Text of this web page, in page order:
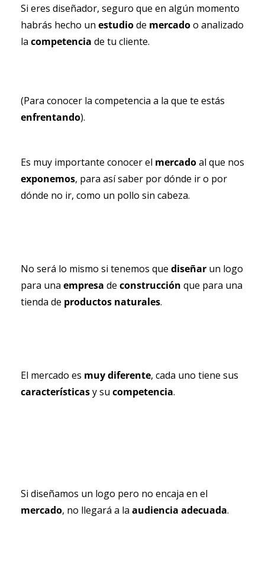
Si eres diseñador, seguro que en algún momento
habrás hecho un estudio de mercado o analizado
la competencia de tu cliente.
enfrentando).
Es muy importante conocer el mercado
exponemos, para así saber por dónde ir o por
dónde no ir, como un pollo sin cabeza.
No será lo mismo si tenemos que diseñar un logo
para una empresa de construcción que para una
tienda de productos naturales.
El mercado es muy diferente
características y su competencia.
mercado, no llegará a la audiencia adecuada.